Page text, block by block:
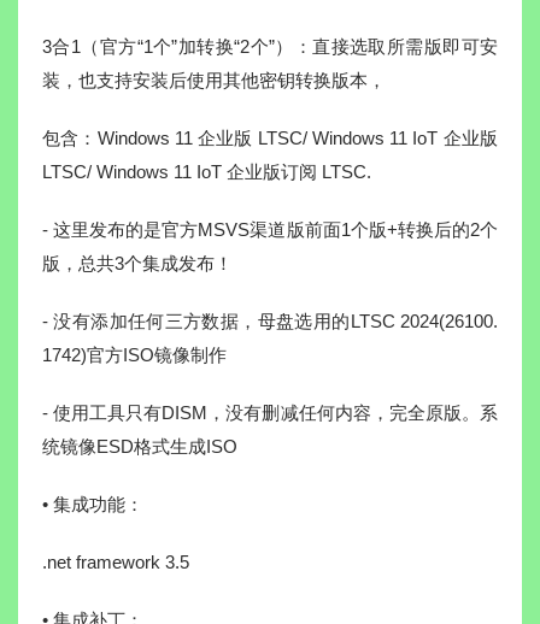
3合1（官方“1个”加转换“2个”）：直接选取所需版即可安
装，也支持安装后使用其他密钥转换版本，
包含：Windows 11 企业版 LTSC/ Windows 11 IoT 企业版
LTSC/ Windows 11 IoT 企业版订阅 LTSC.
- 这里发布的是官方MSVS渠道版前面1个版+转换后的2个
版，总共3个集成发布！
- 没有添加任何三方数据，母盘选用的LTSC 2024(26100.
1742)官方ISO镜像制作
- 使用工具只有DISM，没有删减任何内容，完全原版。系
统镜像ESD格式生成ISO
• 集成功能：
.net framework 3.5
• 集成补丁：